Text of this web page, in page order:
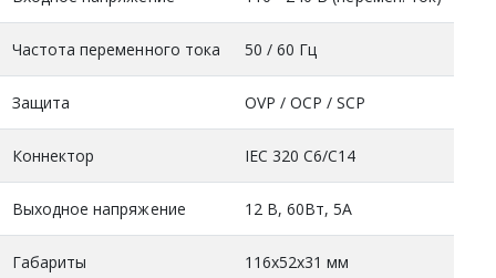
Частота переменного тока 50 / 60 Гц
Защита OVP / OCP / SCP
Коннектор IEC 320 C6/C14
Выходное напряжение 12 В, 60Вт, 5А
Габариты 116х52х31 мм